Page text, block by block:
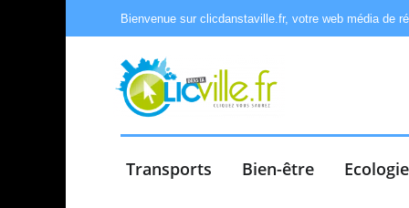
Bienvenue sur clicdanstaville.fr, votre web média de
Transports Bien-être Ecologie